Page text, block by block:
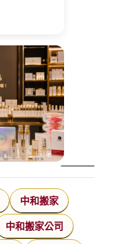
中和搬家
中和搬家公司